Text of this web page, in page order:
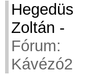
Hegedüs
Zoltán -
Fórum:
Kávézó2